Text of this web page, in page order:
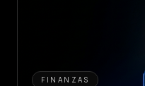
FINANZAS